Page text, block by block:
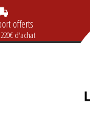
offerts
d'achat